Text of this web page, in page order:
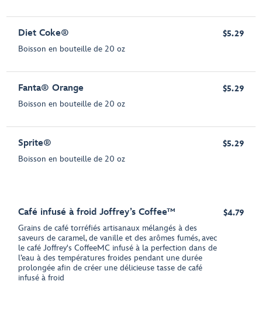
Diet Coke®
Boisson en bouteille de 20 oz
$5.29
Fanta® Orange
Boisson en bouteille de 20 oz
$5.29
Sprite®
Boisson en bouteille de 20 oz
$5.29
Café infusé à froid Joffrey’s Coffee™
Grains de café torréfiés artisanaux mélangés à des
saveurs de caramel, de vanille et des arômes fumés, avec
le café Joffrey's CoffeeMC infusé à la perfection dans de
l’eau à des températures froides pendant une durée
prolongée afin de créer une délicieuse tasse de café
infusé à froid
$4.79